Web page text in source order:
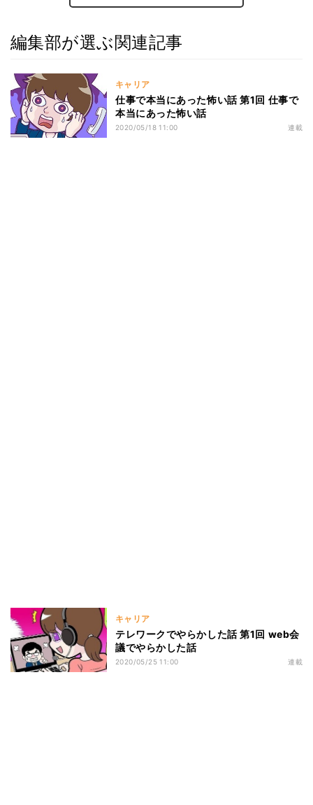
編集部が選ぶ関連記事
キャリア
仕事で本当にあった怖い話 第1回 仕事で
本当にあった怖い話
2020/05/18 11:00 連載
キャリア
テレワークでやらかした話 第1回 web会
議でやらかした話
2020/05/25 11:00 連載